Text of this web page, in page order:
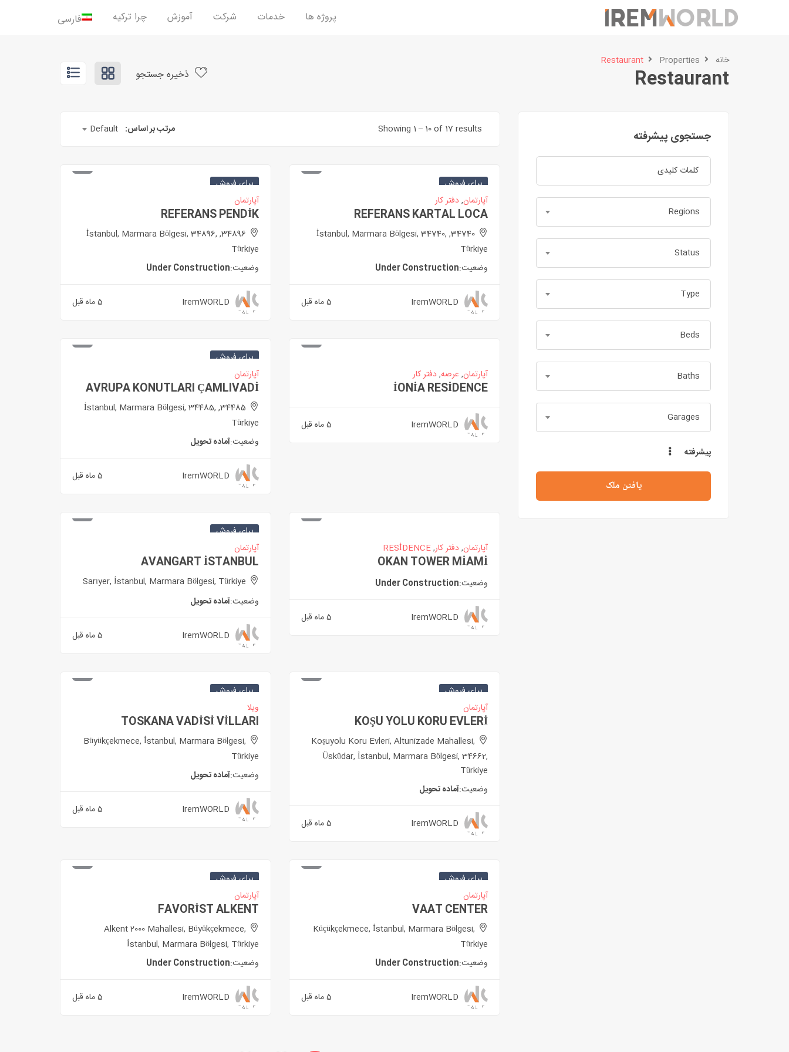
پروژه ها خدمات شرکت آموزش چرا ترکیه فارسی
خانه Properties
Restaurant
Restaurant ذخیره جستجو
جستجوی پیشرفته
Regions
Status
Type
Beds
Baths
Garages
پیشرفته
یافتن ملک
Showing 1 – 10of 17 results مرتب بر اساس: Default
برای فروش
آپارتمان,دفتر کار
REFERANS KARTAL LOCA
34740, İstanbul, Marmara Bölgesi, 34740,
Türkiye
وضعیت:Under Construction
IremWORLD 5 ماه قبل
برای فروش
آپارتمان
REFERANS PENDİK
34896, İstanbul, Marmara Bölgesi, 34896,
Türkiye
وضعیت:Under Construction
IremWORLD 5 ماه قبل
آپارتمان, عرصه,دفتر کار
İONİA RESİDENCE
IremWORLD 5 ماه قبل
برای فروش
آپارتمان
AVRUPA KONUTLARI ÇAMLIVADİ
34485, İstanbul, Marmara Bölgesi, 34485,
Türkiye
وضعیت:آماده تحویل
IremWORLD 5 ماه قبل
آپارتمان,دفتر کار,
RESİDENCE
OKAN TOWER MİAMİ
وضعیت:Under Construction
IremWORLD 5 ماه قبل
برای فروش
آپارتمان
AVANGART İSTANBUL
Sarıyer, İstanbul, Marmara Bölgesi, Türkiye
وضعیت:آماده تحویل
IremWORLD 5 ماه قبل
برای فروش
آپارتمان
KOŞU YOLU KORU EVLERİ
Koşuyolu Koru Evleri, Altunizade Mahallesi,
Üsküdar, İstanbul, Marmara Bölgesi, 34662,
Türkiye
وضعیت:آماده تحویل
IremWORLD 5 ماه قبل
برای فروش
ویلا
TOSKANA VADİSİ VİLLARI
Büyükçekmece, İstanbul, Marmara Bölgesi,
Türkiye
وضعیت:آماده تحویل
IremWORLD 5 ماه قبل
برای فروش
آپارتمان
VAAT CENTER
Küçükçekmece, İstanbul, Marmara Bölgesi,
Türkiye
وضعیت:Under Construction
IremWORLD 5 ماه قبل
برای فروش
آپارتمان
FAVORİST ALKENT
Alkent 2000 Mahallesi, Büyükçekmece,
İstanbul, Marmara Bölgesi, Türkiye
وضعیت:Under Construction
IremWORLD 5 ماه قبل